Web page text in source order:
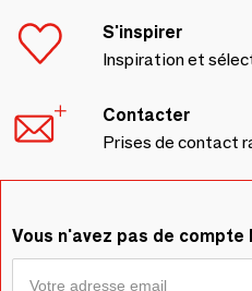
S'inspirer
Inspiration et
Contacter
Prises de contact
Vous n'avez pas de compte